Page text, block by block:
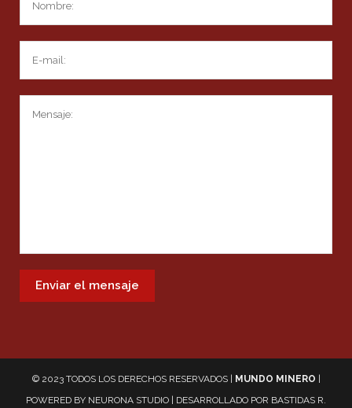
© 2023 TODOS LOS DERECHOS RESERVADOS | MUNDO MINERO
POWERED BY NEURONA STUDIO | DESARROLLADO POR BASTIDAS R.